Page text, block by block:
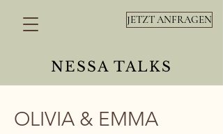
JETZT ANFRAGEN
NESSA TALKS
OLIVIA & EMMA